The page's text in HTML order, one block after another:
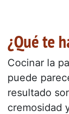
¿Qué te
Cocinar la
puede
resultado
cremosidad